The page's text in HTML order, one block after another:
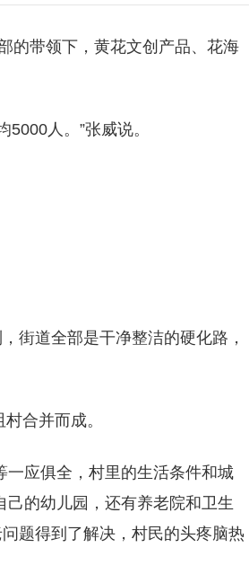
的带领下，黄花文创产品、花海
人。”张威说。
街道全部是干净整洁的硬化路，
合并而成。
一应俱全，村里的生活条件和城
己的幼儿园，还有养老院和卫生
题得到了解决，村民的头疼脑热